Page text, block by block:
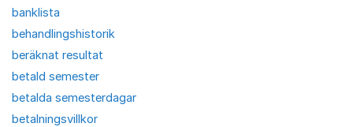
banklista
behandlingshistorik
beräknat resultat
betald semester
betalda semesterdagar
betalningsvillkor